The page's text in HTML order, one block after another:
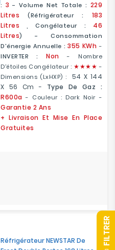
: 3 - Volume Net Totale : 229
Litres (Réfrigérateur : 183
Litres , Congélateur :
46
Litres) - Consommation
D'énergie Annuelle :355 KWh-
INVERTER :Non- Nombre
D'étoiles Congélateur : ★★★★ -
Dimensions (LxHXP) :
54 X 144
X 56 Cm
- Type De Gaz :
R600a - Couleur : Dark Noir -
Garantie 2 Ans
+ Livraison Et Mise En Place
Gratuites
Réfrigérateur NEWSTAR De
R